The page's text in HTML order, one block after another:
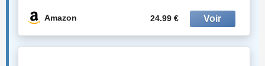
Amazon 24.99 €